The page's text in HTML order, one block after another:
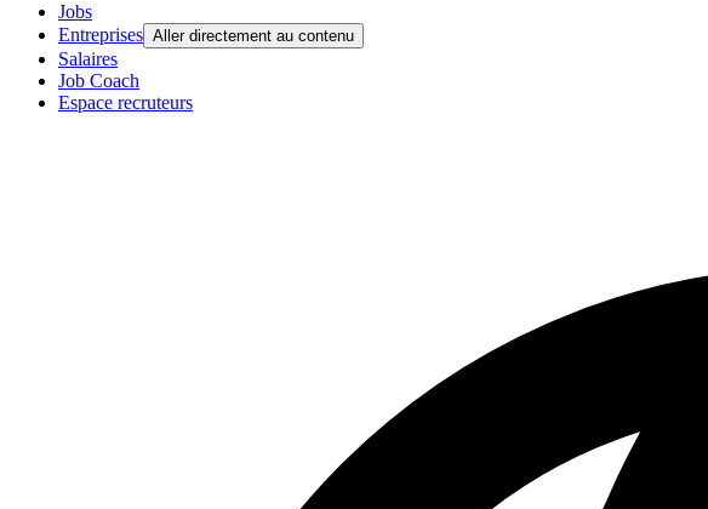
Jobs
Entreprises Aller directement au contenu
Salaires
Job Coach
Espace recruteurs